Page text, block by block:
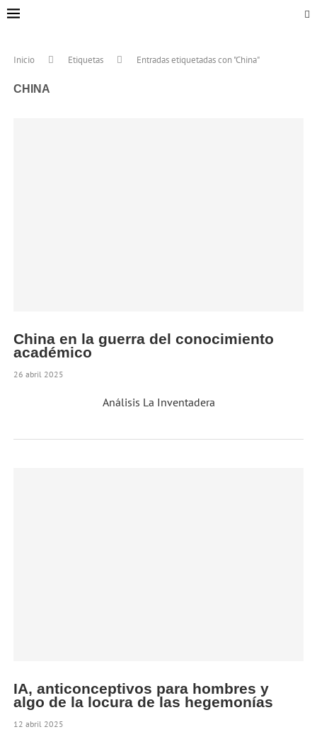
Inicio Etiquetas Entradas etiquetadas con "China"
CHINA
China en la guerra del conocimiento
académico
26 abril 2025
Análisis La Inventadera
IA, anticonceptivos para hombres y
algo de la locura de las hegemonías
12 abril 2025